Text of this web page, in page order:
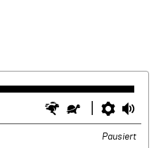
Schneller
Langsamer
Pausiert